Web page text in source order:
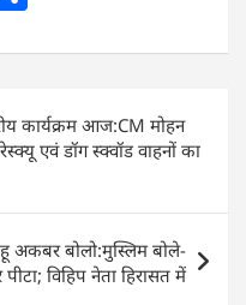
ar
e
कार्यक्रम आज:CM मोहन
एवं डॉग स्क्वॉड वाहनों का
अकबर बोलो:मुस्लिम बोले-
विहिप नेता हिरासत में